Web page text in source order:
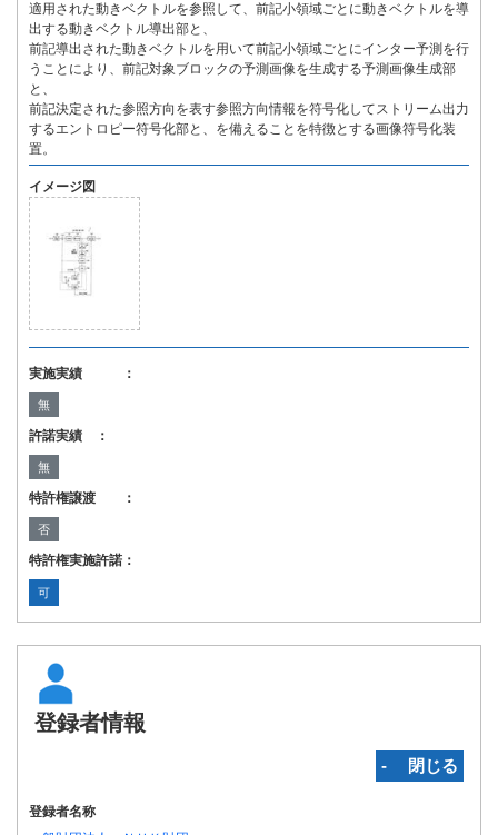
適用された動きベクトルを参照して、前記小領域ごとに動きベクトルを導
出する動きベクトル導出部と、
前記導出された動きベクトルを用いて前記小領域ごとにインター予測を行
うことにより、前記対象ブロックの予測画像を生成する予測画像生成部
と、
前記決定された参照方向を表す参照方向情報を符号化してストリーム出力
するエントロピー符号化部と、を備えることを特徴とする画像符号化装
置。
イメージ図
実施実績 ：
無
許諾実績 ：
無
特許権譲渡 ：
否
特許権実施許諾：
可
登録者情報
‐ 閉じる
登録者名称